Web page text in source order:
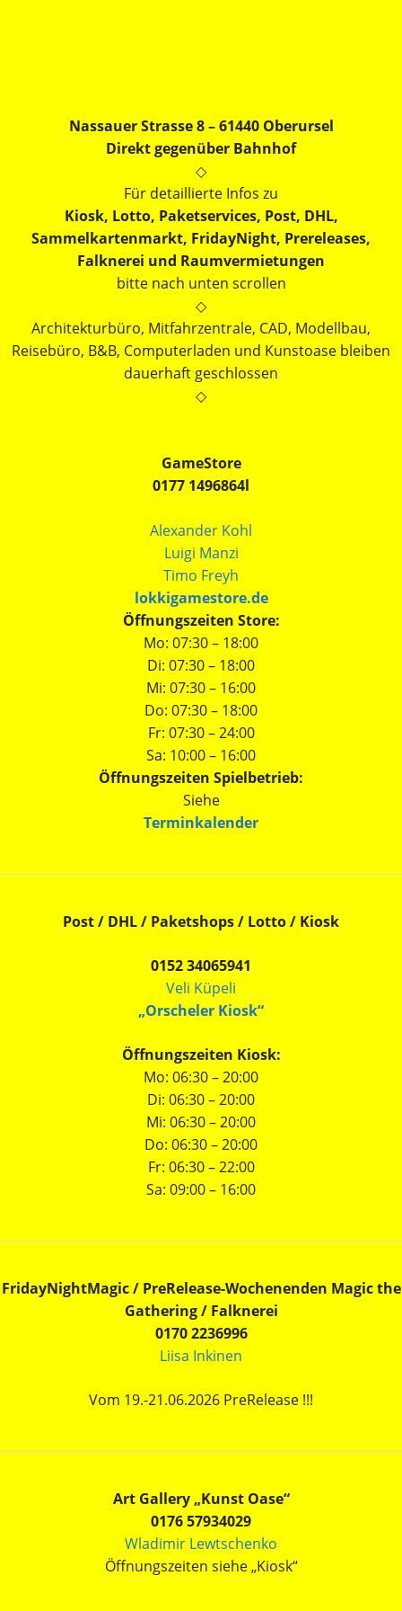
Nassauer Strasse 8 – 61440 Oberursel
Direkt gegenüber Bahnhof
◇
Für detaillierte Infos zu
Kiosk, Lotto, Paketservices, Post, DHL,
Sammelkartenmarkt, FridayNight, Prereleases,
Falknerei und Raumvermietungen
bitte nach unten scrollen
◇
Architekturbüro, Mitfahrzentrale, CAD, Modellbau,
Reisebüro, B&B, Computerladen und Kunstoase bleiben
dauerhaft geschlossen
◇
GameStore
0177 1496864l
Alexander Kohl
Luigi Manzi
Timo Freyh
lokkigamestore.de
Öffnungszeiten Store:
Mo: 07:30 – 18:00
Di: 07:30 – 18:00
Mi: 07:30 – 16:00
Do: 07:30 – 18:00
Fr: 07:30 – 24:00
Sa: 10:00 – 16:00
Öffnungszeiten Spielbetrieb:
Siehe
Terminkalender
Post / DHL / Paketshops / Lotto / Kiosk
0152 34065941
Veli Küpeli
„Orscheler Kiosk“
Öffnungszeiten Kiosk:
Mo: 06:30 – 20:00
Di: 06:30 – 20:00
Mi: 06:30 – 20:00
Do: 06:30 – 20:00
Fr: 06:30 – 22:00
Sa: 09:00 – 16:00
FridayNightMagic / PreRelease-Wochenenden Magic the
Gathering / Falknerei
0170 2236996
Liisa Inkinen
Vom 19.-21.06.2026 PreRelease !!!
Art Gallery „Kunst Oase“
0176 57934029
Wladimir Lewtschenko
Öffnungszeiten siehe „Kiosk“